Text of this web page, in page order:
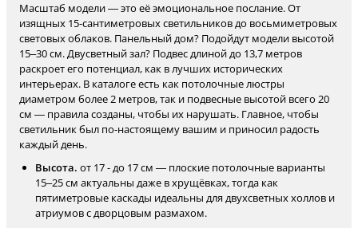
Масштаб модели — это её эмоциональное послание. От
изящных 15-сантиметровых светильников до восьмиметровых
световых облаков. Панельный дом? Подойдут модели высотой
15–30 см. Двусветный зал? Подвес длиной до 13,7 метров
раскроет его потенциал, как в лучших исторических
интерьерах. В каталоге есть как потолочные люстры
диаметром более 2 метров, так и подвесные высотой всего 20
см — правила созданы, чтобы их нарушать. Главное, чтобы
светильник был по-настоящему вашим и приносил радость
каждый день.
Высота. от 17 - до 17 см — плоские потолочные варианты
15–25 см актуальны даже в хрущёвках, тогда как
пятиметровые каскады идеальны для двухсветных холлов и
атриумов с дворцовым размахом.